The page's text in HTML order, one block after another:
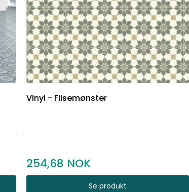
Vinyl - Flisemønster
254,68
Se produkt